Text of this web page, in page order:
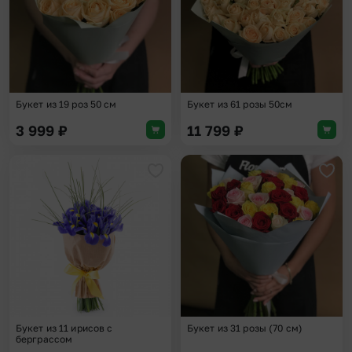
Букет из 19 роз 50 см
3 999 ₽
Букет из 61 розы 50см
11 799 ₽
Добавить в избранное
Букет из 11 ирисов с
берграссом
Букет из 31 розы (70 см)